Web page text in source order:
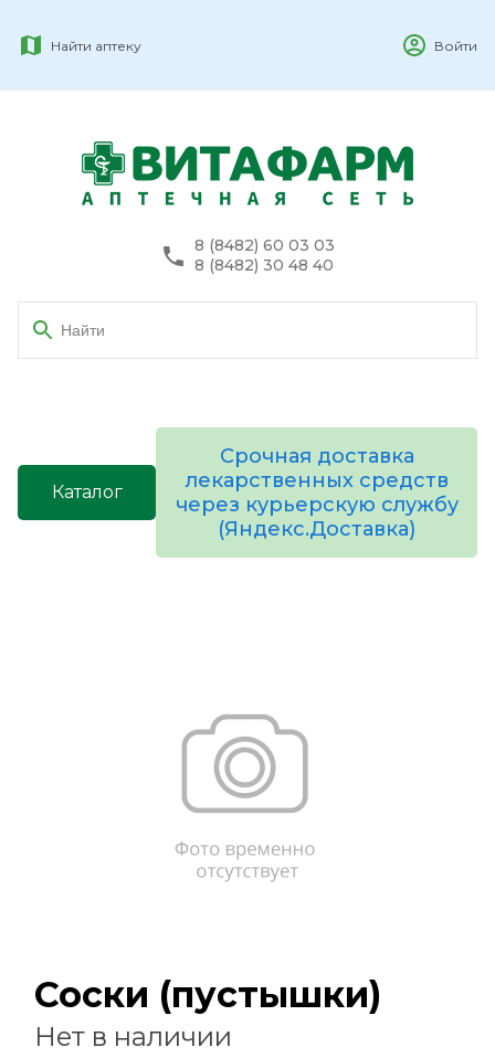
Найти аптеку Войти
8 (8482) 60 03 03
8 (8482) 30 48 40
Каталог
Срочная доставка
лекарственных средств
через курьерскую службу
(Яндекс.Доставка)
Соски (пустышки)
Нет в наличии